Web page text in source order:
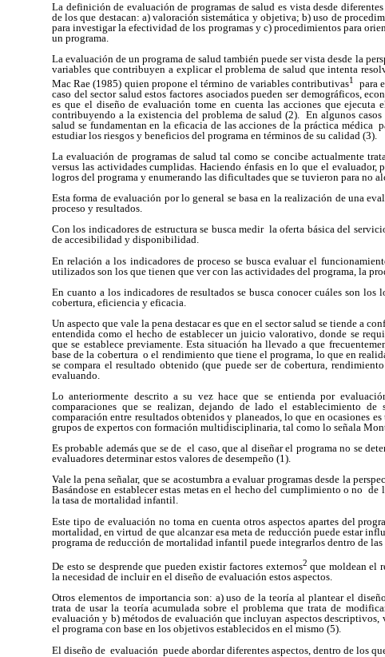
La definición de evaluación de programas de salud es vista desde
de los que destacan: a) valoración sistemática y objetiva; b) uso de
para investigar la efectividad de los programas y c) procedimientos para
un programa.
La evaluación de un programa de salud también puede ser vista desde la
variables que contribuyen a explicar el problema de salud que intenta
Mac Rae (1985) quien propone el término de variables contributivas1
para
caso del sector salud estos factores asociados pueden ser demográficos,
es que el diseño de evaluación tome en cuenta las acciones que ejecuta
contribuyendo a la existencia del problema de salud (2). En algunos
salud se fundamentan en la eficacia de las acciones de la práctica
estudiar los riesgos y beneficios del programa en términos de su calidad (3).
La evaluación de programas de salud tal como se concibe actualmente
versus las actividades cumplidas. Haciendo énfasis en lo que el
logros del programa y enumerando las dificultades que se tuvieron para no
Esta forma de evaluación por lo general se basa en la realización de una
proceso y resultados.
Con los indicadores de estructura se busca medir la oferta básica del
de accesibilidad y disponibilidad.
En relación a los indicadores de proceso se busca evaluar el
utilizados son los que tienen que ver con las actividades del programa, la
En cuanto a los indicadores de resultados se busca conocer cuáles son
cobertura, eficiencia y eficacia.
Un aspecto que vale la pena destacar es que en el sector salud se tiende a
entendida como el hecho de establecer un juicio valorativo, donde se
que se establece previamente. Esta situación ha llevado a que
base de la cobertura o el rendimiento que tiene el programa, lo que en
se compara el resultado obtenido (que puede ser de cobertura,
evaluando.
Lo anteriormente descrito a su vez hace que se entienda por
comparaciones que se realizan, dejando de lado el establecimiento
comparación entre resultados obtenidos y planeados, lo que en ocasiones
grupos de expertos con formación multidisciplinaria, tal como lo señala
Es probable además que se de el caso, que al diseñar el programa no se
evaluadores determinar estos valores de desempeño (1).
Vale la pena señalar, que se acostumbra a evaluar programas desde la
Basándose en establecer estas metas en el hecho del cumplimiento o no
la tasa de mortalidad infantil.
Este tipo de evaluación no toma en cuenta otros aspectos apartes del
mortalidad, en virtud de que alcanzar esa meta de reducción puede estar
programa de reducción de mortalidad infantil puede integrarlos dentro de las
De esto se desprende que pueden existir factores externos2 que moldean el
la necesidad de incluir en el diseño de evaluación estos aspectos.
Otros elementos de importancia son: a) uso de la teoría al plantear el
trata de usar la teoría acumulada sobre el problema que trata de
evaluación y b) métodos de evaluación que incluyan aspectos
el programa con base en los objetivos establecidos en el mismo (5).
El diseño de evaluación puede abordar diferentes aspectos, dentro de los